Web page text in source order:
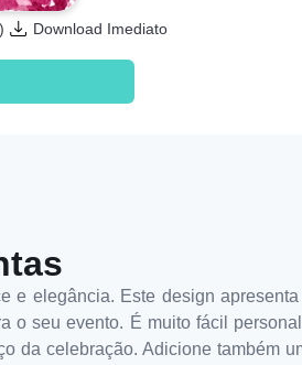
Download Imediato
e elegância. Este design
o seu evento. É muito fácil
da celebração. Adicione também